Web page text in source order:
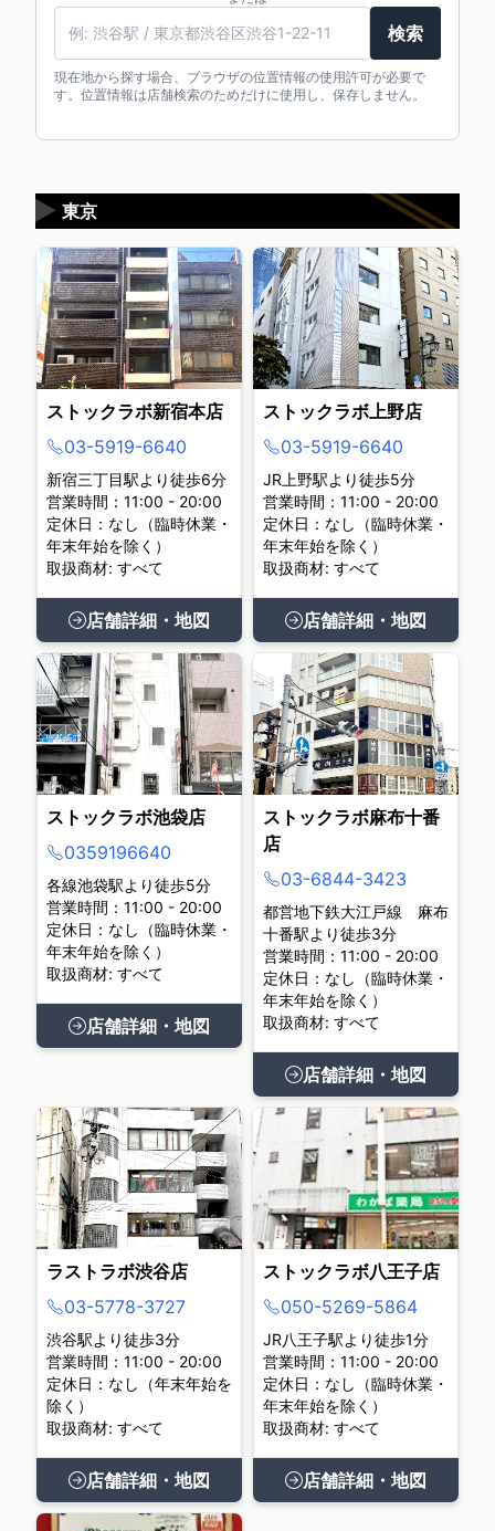
検索
現在地から探す場合、ブラウザの位置情報の使用許可が必要で
す。位置情報は店舗検索のためだけに使用し、保存しません。
東京
▶
ストックラボ新宿本店
03-5919-6640
新宿三丁目駅より徒歩6分
営業時間：11:00 - 20:00
定休日：なし（臨時休業・
年末年始を除く）
取扱商材: すべて
店舗詳細・地図
ストックラボ上野店
03-5919-6640
JR上野駅より徒歩5分
営業時間：11:00 - 20:00
定休日：なし（臨時休業・
年末年始を除く）
取扱商材: すべて
店舗詳細・地図
ストックラボ池袋店
0359196640
各線池袋駅より徒歩5分
営業時間：11:00 - 20:00
定休日：なし（臨時休業・
年末年始を除く）
取扱商材: すべて
店舗詳細・地図
ストックラボ麻布十番
店
03-6844-3423
都営地下鉄大江戸線 麻布
十番駅より徒歩3分
営業時間：11:00 - 20:00
定休日：なし（臨時休業・
年末年始を除く）
取扱商材: すべて
店舗詳細・地図
ラストラボ渋谷店
03-5778-3727
渋谷駅より徒歩3分
営業時間：11:00 - 20:00
定休日：なし（年末年始を
除く）
取扱商材: すべて
店舗詳細・地図
ストックラボ八王子店
050-5269-5864
JR八王子駅より徒歩1分
営業時間：11:00 - 20:00
定休日：なし（臨時休業・
年末年始を除く）
取扱商材: すべて
店舗詳細・地図